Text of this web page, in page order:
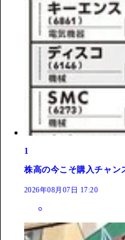
1
株高の今こそ購入チャン
2026年08月07日 17:20